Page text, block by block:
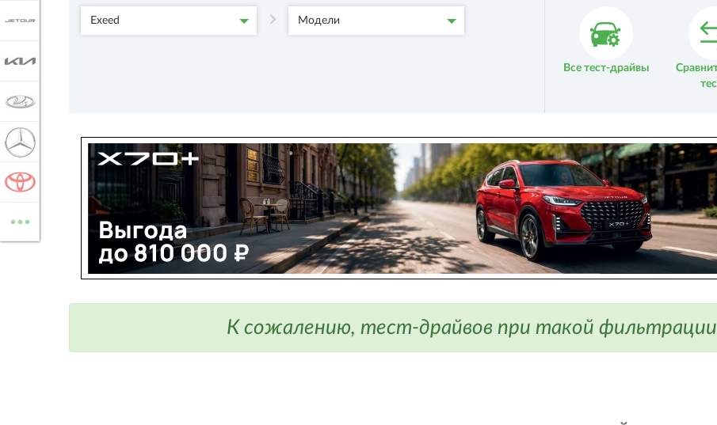
Exeed Модели
Все тест-драйвы
К сожалению, тест-драйвов при такой фильтрации
MERCEDES-BENZ
... ВСЕ МАРКИ